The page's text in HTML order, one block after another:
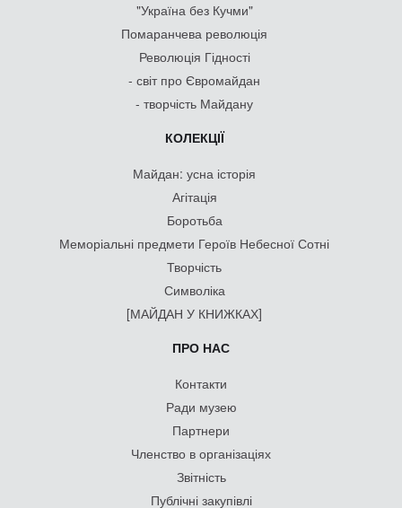
"Україна без Кучми"
Помаранчева революція
Революція Гідності
- світ про Євромайдан
- творчість Майдану
КОЛЕКЦІЇ
Майдан: усна історія
Агітація
Боротьба
Меморіальні предмети Героїв Небесної Сотні
Творчість
Символіка
[МАЙДАН У КНИЖКАХ]
ПРО НАС
Контакти
Ради музею
Партнери
Членство в організаціях
Звітність
Публічні закупівлі